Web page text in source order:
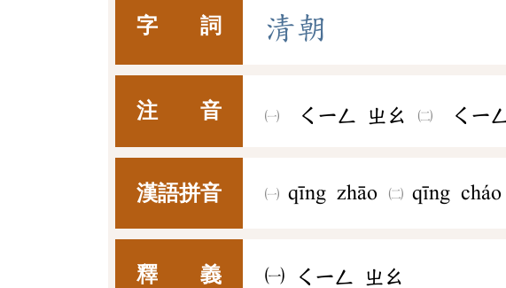
字 詞 清朝
注 音 ㄑㄧㄥ ㄓㄠ ㄑㄧㄥ
漢語拼音 qīng zhāo qīng cháo
釋 義 ㈠ ㄑㄧㄥ ㄓㄠ